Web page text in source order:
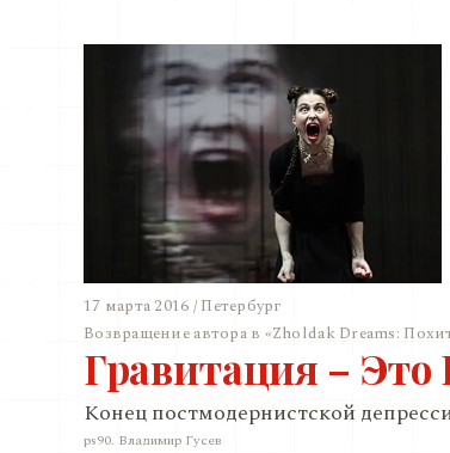
17 марта 2016 / Петербург
Возвращение автора в «Zholdak Dreams:
Гравитация –
Конец постмодернистской
ps90. Владимир Гусев